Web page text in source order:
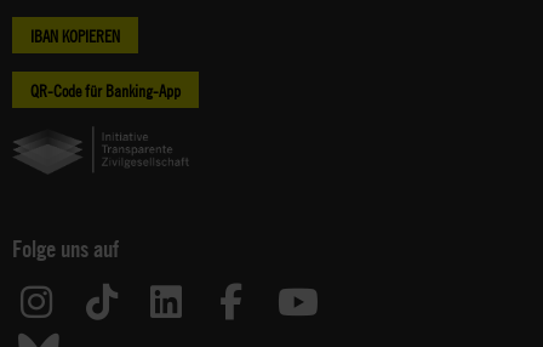
IBAN KOPIEREN
QR-Code für Banking-App
Folge uns auf